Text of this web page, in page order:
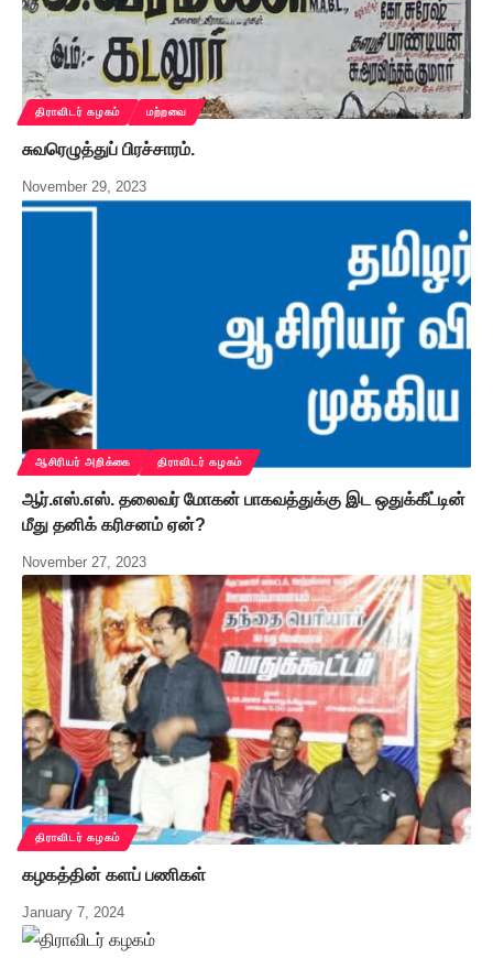
திராவிடர் கழகம் மற்றவை
சுவரெழுத்துப் பிரச்சாரம்.
November 29, 2023
ஆசிரியர் அறிக்கை திராவிடர் கழகம்
ஆர்.எஸ்.எஸ். தலைவர் மோகன் பாகவத்துக்கு இட ஒதுக்கீட்டின்
மீது தனிக் கரிசனம் ஏன்?
November 27, 2023
திராவிடர் கழகம்
கழகத்தின் களப் பணிகள்
January 7, 2024